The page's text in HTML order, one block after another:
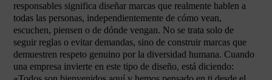
responsables significa diseñar marcas que realmente hablen a
todas las personas, independientemente de cómo vean,
escuchen, piensen o de dónde vengan. No se trata solo de
seguir reglas o evitar demandas, sino de construir marcas que
demuestren respeto genuino por la diversidad humana. Cuando
una empresa invierte en este tipo de diseño, está diciendo: